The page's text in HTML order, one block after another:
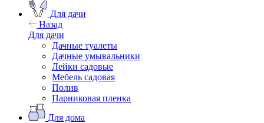
Для дачи
Назад
Для дачи
Дачные туалеты
Дачные умывальники
Лейки садовые
Мебель садовая
Полив
Парниковая пленка
Для дома